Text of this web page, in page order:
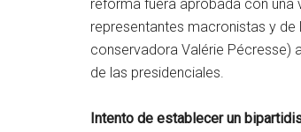
reforma fuera aprobada con una
representantes macronistas y
conservadora Valérie Pécresse)
de las presidenciales.
Intento de establecer un